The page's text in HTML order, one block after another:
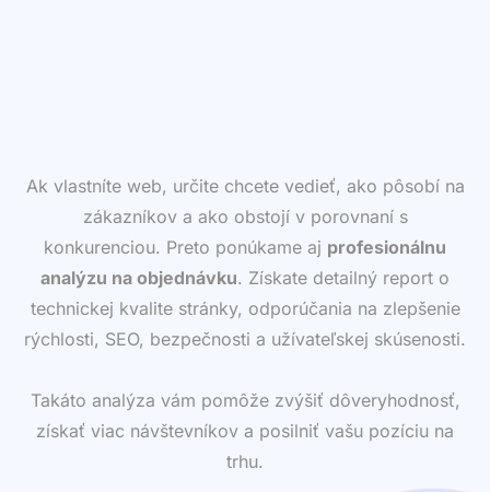
Ak vlastníte web, určite chcete vedieť, ako pôsobí na
zákazníkov a ako obstojí v porovnaní s
konkurenciou. Preto ponúkame aj profesionálnu
analýzu na objednávku. Získate detailný report o
technickej kvalite stránky, odporúčania na zlepšenie
rýchlosti, SEO, bezpečnosti a užívateľskej skúsenosti.
Takáto analýza vám pomôže zvýšiť dôveryhodnosť,
získať viac návštevníkov a posilniť vašu pozíciu na
trhu.